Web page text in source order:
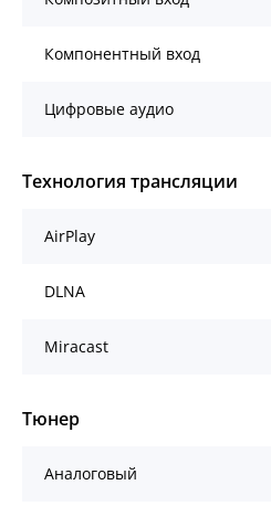
Компонентный вход
Цифровые аудио
Технология трансляции
AirPlay
DLNA
Miracast
Тюнер
Аналоговый